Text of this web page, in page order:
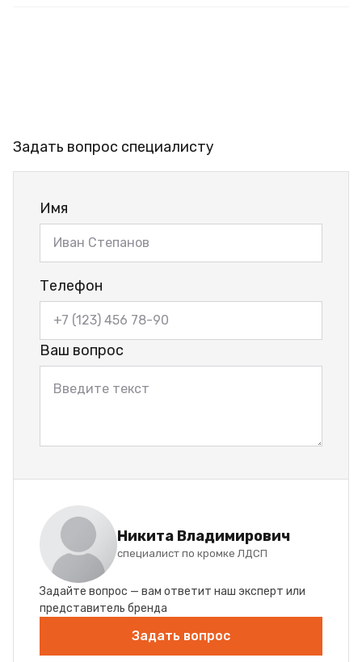
Задать вопрос специалисту
Имя
Телефон
Ваш вопрос
Никита Владимирович
специалист по кромке ЛДСП
Задайте вопрос — вам ответит наш эксперт или
представитель бренда
Задать вопрос